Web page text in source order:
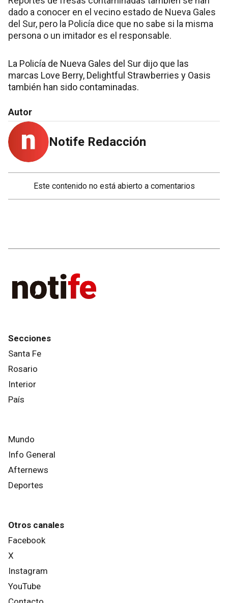
dado a conocer en el vecino estado de Nueva Gales
del Sur, pero la Policía dice que no sabe si la misma
persona o un imitador es el responsable.
La Policía de Nueva Gales del Sur dijo que las
marcas Love Berry, Delightful Strawberries y Oasis
también han sido contaminadas.
Autor
Notife Redacción
Este contenido no está abierto a comentarios
Secciones
Santa Fe
Rosario
Interior
País
Mundo
Info General
Afternews
Deportes
Otros canales
Facebook
X
Instagram
YouTube